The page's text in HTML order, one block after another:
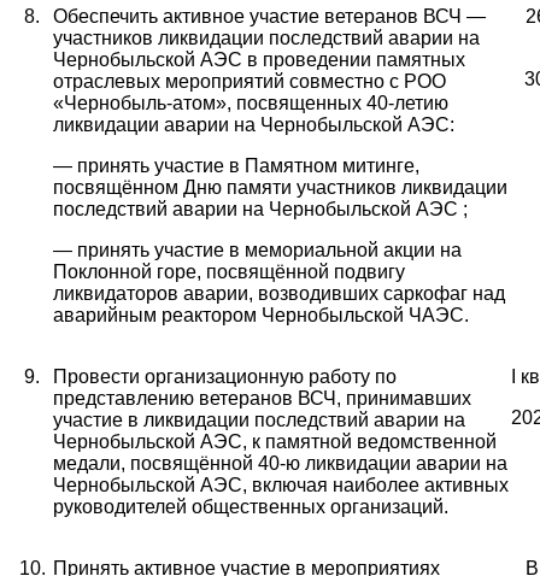
8.
Обеспечить активное участие ветеранов ВСЧ —
участников ликвидации последствий аварии на
Чернобыльской АЭС в проведении памятных
отраслевых мероприятий совместно с РОО
«Чернобыль-атом», посвященных 40-летию
ликвидации аварии на Чернобыльской АЭС:
— принять участие в Памятном митинге,
посвящённом Дню памяти участников ликвидации
последствий аварии на Чернобыльской АЭС ;
— принять участие в мемориальной акции на
Поклонной горе, посвящённой подвигу
ликвидаторов аварии, возводивших саркофаг над
аварийным реактором Чернобыльской ЧАЭС.
9.
Провести организационную работу по
представлению ветеранов ВСЧ, принимавших
участие в ликвидации последствий аварии на
Чернобыльской АЭС, к памятной ведомственной
медали, посвящённой 40-ю ликвидации аварии на
Чернобыльской АЭС, включая наиболее активных
руководителей общественных организаций.
2
10. Принять активное участие в мероприятиях